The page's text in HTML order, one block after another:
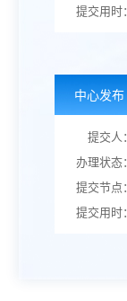
提交用时：
中心发布
提交人：
办理状态：
提交节点：
提交用时：